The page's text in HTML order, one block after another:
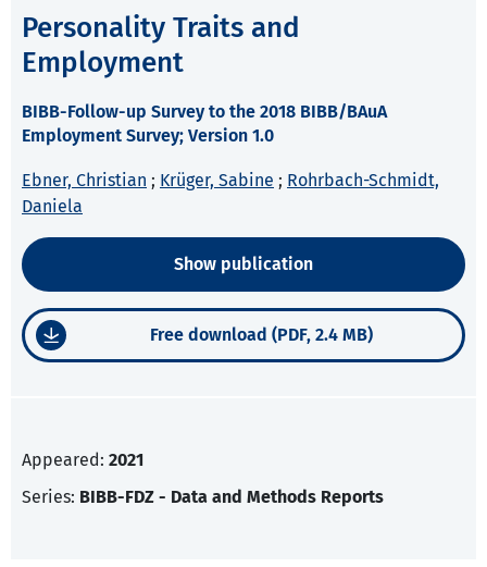
Personality Traits and
Employment
BIBB-Follow-up Survey to the 2018 BIBB/BAuA
Employment Survey; Version 1.0
Ebner, Christian ; Krüger, Sabine ; Rohrbach-Schmidt,
Daniela
Show publication
Free download (PDF, 2.4 MB)
Appeared: 2021
Series: BIBB-FDZ - Data and Methods Reports